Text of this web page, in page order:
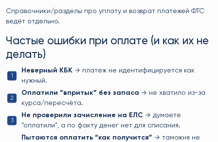
Справочники/разделы про уплату и возврат платежей ФТС
ведёт отдельно.
Частые ошибки при оплате (и как их не
делать)
Неверный КБК → платеж не идентифицируется как
нужный.
Оплатили “впритык” без запаса → не хватило из-за
курса/пересчёта.
Не проверили зачисление на ЕЛС → думаете
“оплатили”, а по факту денег нет для списания.
Пытаются оплатить “как получится” → таможня не